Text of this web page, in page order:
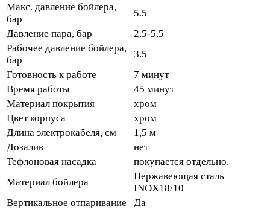
Макс. давление бойлера,
бар
5.5
Давление пара, бар
2,5-5,5
Рабочее давление бойлера,
бар
3.5
Готовность к работе
7 минут
Время работы
45 минут
Материал покрытия
хром
Цвет корпуса
хром
Длина электрокабеля, см
1,5 м
Дозалив
нет
Тефлоновая насадка
покупается отдельно.
Материал бойлера
Нержавеющая сталь
INOX18/10
Вертикальное отпаривание
Да